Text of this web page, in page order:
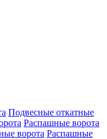
Подвесные откатные
Распашные ворота
ворота Распашные